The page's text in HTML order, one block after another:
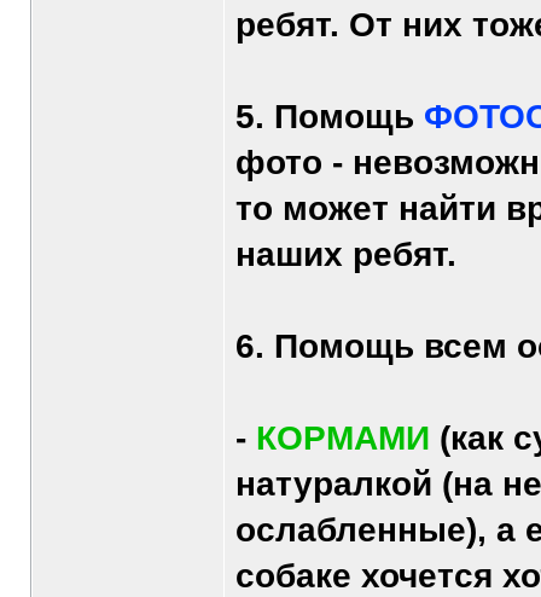
ребят. От них
5. Помощь
фото -
то может найти
наших ребят.
6. Помощь всем
- КОРМАМИ (как
натуралкой (на
ослабленные), а
собаке хочется